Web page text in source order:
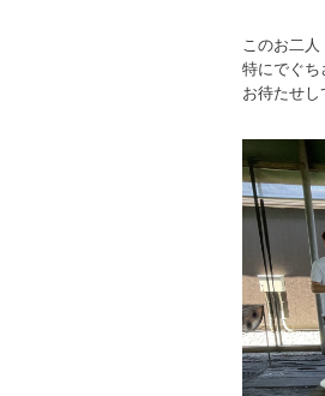
このお二人
特にでぐ
お待たせし